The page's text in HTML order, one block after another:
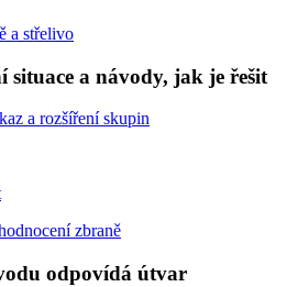
a střelivo
situace a návody, jak je řešit
a rozšíření skupin
zbraně
odpovídá útvar